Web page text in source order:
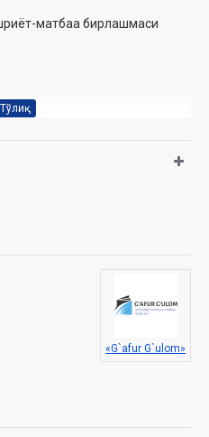
матбаа бирлашмаси
«G`afur G`ulom»